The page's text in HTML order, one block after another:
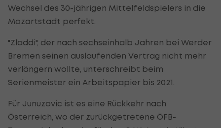
Wechsel des 30-jährigen Mittelfeldspielers in die
Mozartstadt perfekt.
"Zladdi", der nach sechseinhalb Jahren bei Werder
Bremen seinen auslaufenden Vertrag nicht mehr
verlängern wollte, unterschreibt beim
Serienmeister ein Arbeitspapier bis 2021.
Für Junuzovic ist es eine Rückkehr nach
Österreich, wo der zurückgetretene ÖFB-